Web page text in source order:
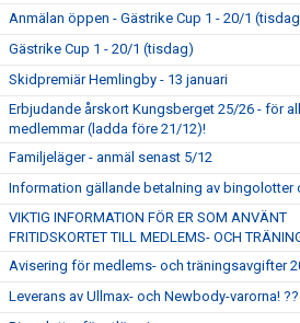
Anmälan öppen - Gästrike Cup 1 - 20/1
Gästrike Cup 1 - 20/1 (tisdag)
Skidpremiär Hemlingby - 13 januari
Erbjudande årskort Kungsberget 25/26 - för
medlemmar (ladda före 21/12)!
Familjeläger - anmäl senast 5/12
Information gällande betalning av bingolotter
VIKTIG INFORMATION FÖR ER SOM ANVÄNT
FRITIDSKORTET TILL MEDLEMS- OCH
Avisering för medlems- och träningsavgifter
Leverans av Ullmax- och Newbody-varorna! ??